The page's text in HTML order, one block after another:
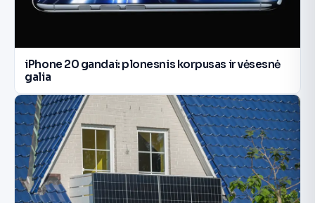
iPhone 20 gandai: plonesnis korpusas ir vėsesnė
galia